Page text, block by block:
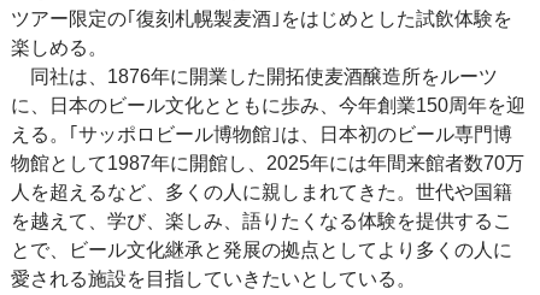
ツアー限定の｢復刻札幌製麦酒｣をはじめとした試飲体験を
楽しめる。
同社は、1876年に開業した開拓使麦酒醸造所をルーツ
に、日本のビール文化とともに歩み、今年創業150周年を迎
える。｢サッポロビール博物館｣は、日本初のビール専門博
物館として1987年に開館し、2025年には年間来館者数70万
人を超えるなど、多くの人に親しまれてきた。世代や国籍
を越えて、学び、楽しみ、語りたくなる体験を提供するこ
とで、ビール文化継承と発展の拠点としてより多くの人に
愛される施設を目指していきたいとしている。